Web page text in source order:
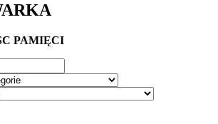
PAMIĘCI